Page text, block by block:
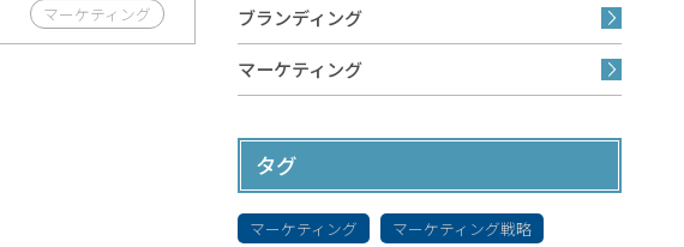
マーケティング ブランディング
マーケティング
タグ
マーケティング
マーケティング戦略